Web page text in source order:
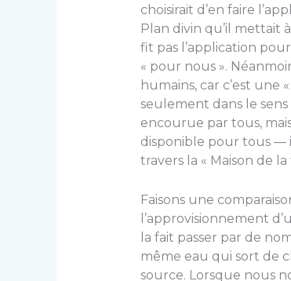
choisirait d’en faire
Plan divin qu’il mettait
fit pas l’application
« pour nous ».
humains, car c’est une
seulement dans le
encourue par tous,
disponible pour tous —
travers la « Maison de la
Faisons une
l’approvisionnement
la fait passer par de
même eau qui sort de
source. Lorsque nous